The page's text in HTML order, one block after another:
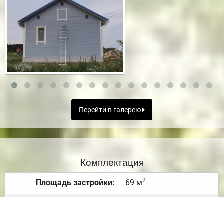
Перейти в галерею
Комплектация
Площадь застройки: 69 м2